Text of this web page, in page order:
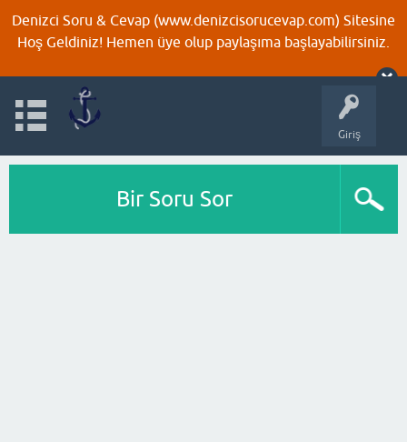
Denizci Soru & Cevap (www.denizcisorucevap.com) Sitesine
Hoş Geldiniz! Hemen üye olup paylaşıma başlayabilirsiniz.
Giriş
Bir Soru Sor